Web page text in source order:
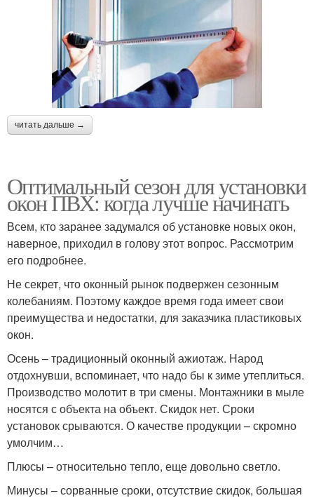
читать дальше →
Оптимальный сезон для установки
окон ПВХ: когда лучше начинать
Всем, кто заранее задумался об установке новых окон,
наверное, приходил в голову этот вопрос. Рассмотрим
его подробнее.
Не секрет, что оконный рынок подвержен сезонным
колебаниям. Поэтому каждое время года имеет свои
преимущества и недостатки, для заказчика пластиковых
окон.
Осень – традиционный оконный ажиотаж. Народ
отдохнувши, вспоминает, что надо бы к зиме утеплиться.
Производство молотит в три смены. Монтажники в мыле
носятся с объекта на объект. Скидок нет. Сроки
установок срываются. О качестве продукции – скромно
умолчим…
Плюсы – относительно тепло, еще довольно светло.
Минусы – сорванные сроки, отсутствие скидок, большая